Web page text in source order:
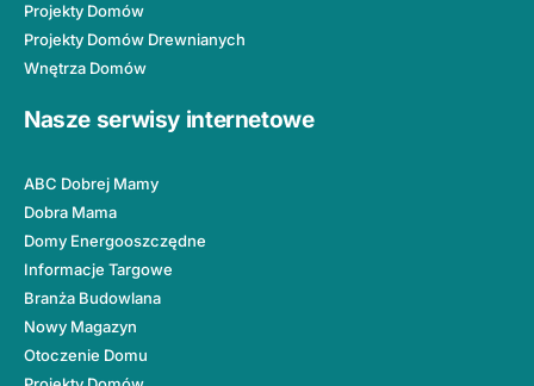
Projekty Domów
Projekty Domów Drewnianych
Wnętrza Domów
Nasze serwisy internetowe
ABC Dobrej Mamy
Dobra Mama
Domy Energooszczędne
Informacje Targowe
Branża Budowlana
Nowy Magazyn
Otoczenie Domu